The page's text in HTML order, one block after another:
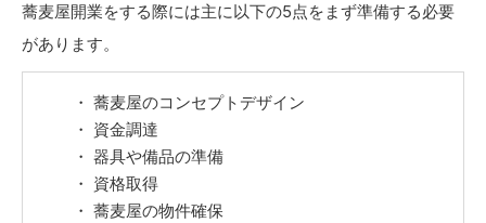
蕎麦屋開業をする際には主に以下の5点をまず準備する必要
があります。
蕎麦屋のコンセプトデザイン
資金調達
器具や備品の準備
資格取得
蕎麦屋の物件確保